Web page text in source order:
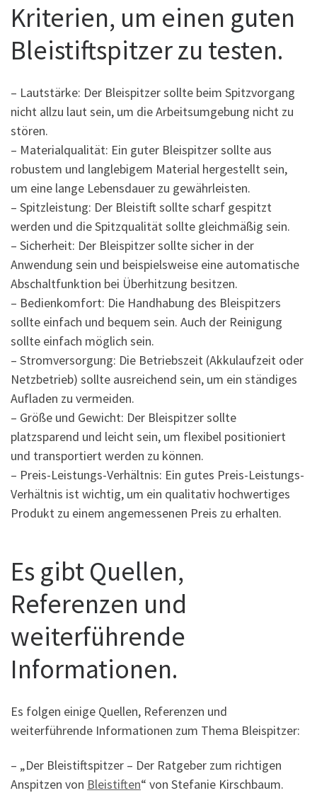
Kriterien, um einen guten
Bleistiftspitzer zu testen.
– Lautstärke: Der Bleispitzer sollte beim Spitzvorgang
nicht allzu laut sein, um die Arbeitsumgebung nicht zu
stören.
– Materialqualität: Ein guter Bleispitzer sollte aus
robustem und langlebigem Material hergestellt sein,
um eine lange Lebensdauer zu gewährleisten.
– Spitzleistung: Der Bleistift sollte scharf gespitzt
werden und die Spitzqualität sollte gleichmäßig sein.
– Sicherheit: Der Bleispitzer sollte sicher in der
Anwendung sein und beispielsweise eine automatische
Abschaltfunktion bei Überhitzung besitzen.
– Bedienkomfort: Die Handhabung des Bleispitzers
sollte einfach und bequem sein. Auch der Reinigung
sollte einfach möglich sein.
– Stromversorgung: Die Betriebszeit (Akkulaufzeit oder
Netzbetrieb) sollte ausreichend sein, um ein ständiges
Aufladen zu vermeiden.
– Größe und Gewicht: Der Bleispitzer sollte
platzsparend und leicht sein, um flexibel positioniert
und transportiert werden zu können.
– Preis-Leistungs-Verhältnis: Ein gutes Preis-Leistungs-
Verhältnis ist wichtig, um ein qualitativ hochwertiges
Produkt zu einem angemessenen Preis zu erhalten.
Es gibt Quellen,
Referenzen und
weiterführende
Informationen.
Es folgen einige Quellen, Referenzen und
weiterführende Informationen zum Thema Bleispitzer:
– „Der Bleistiftspitzer – Der Ratgeber zum richtigen
Anspitzen von Bleistiften“ von Stefanie Kirschbaum.